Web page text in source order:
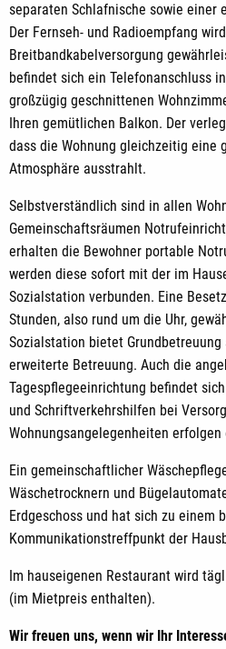
separaten Schlafnische sowie einer
Der Fernseh- und Radioempfang
Breitbandkabelversorgung
befindet sich ein Telefonanschluss
großzügig geschnittenen
Ihren gemütlichen Balkon. Der
dass die Wohnung gleichzeitig eine
Atmosphäre ausstrahlt.
Selbstverständlich sind in allen
Gemeinschaftsräumen
erhalten die Bewohner portable
werden diese sofort mit der im
Sozialstation verbunden. Eine
Stunden, also rund um die Uhr,
Sozialstation bietet Grundbetreuung
erweiterte Betreuung. Auch die
Tagespflegeeinrichtung befindet
und Schriftverkehrshilfen bei
Wohnungsangelegenheiten erfolgen
Ein gemeinschaftlicher
Wäschetrocknern und
Erdgeschoss und hat sich zu einem
Kommunikationstreffpunkt der
Im hauseigenen Restaurant wird
(im Mietpreis enthalten).
Wir freuen uns, wenn wir Ihr